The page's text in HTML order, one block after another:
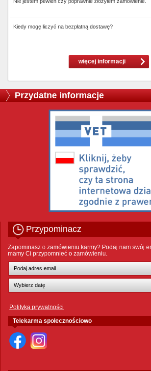
Kiedy mogę liczyć na bezpłatną dostawę?
więcej informacji
Przydatne informacje
Przypominacz
Zapominasz o zamówieniu karmy? Podaj nam swój
mamy Ci przypomnieć o zamówieniu.
Polityka prywatności
Telekarma społecznościowo